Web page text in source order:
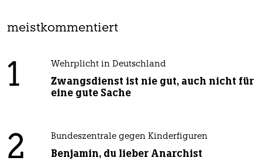
meistkommentiert
1 Wehrplicht in Deutschland
Zwangsdienst ist nie gut, auch nicht für
eine gute Sache
2 Bundeszentrale gegen Kinderfiguren
Benjamin, du lieber Anarchist